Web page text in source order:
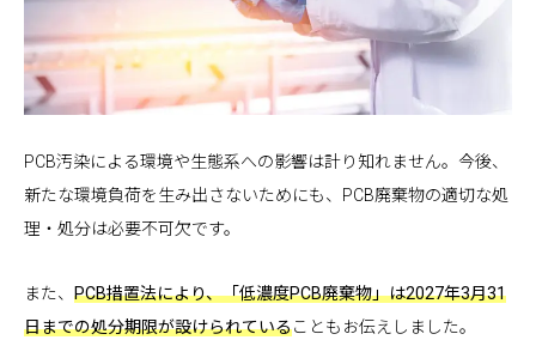
PCB汚染による環境や生態系への影響は計り知れません。今後、
新たな環境負荷を生み出さないためにも、PCB廃棄物の適切な処
理・処分は必要不可欠です。
また、 PCB措置法により、「低濃度PCB廃棄物」は2027年3月31
日までの処分期限が設けられていることもお伝えしました。